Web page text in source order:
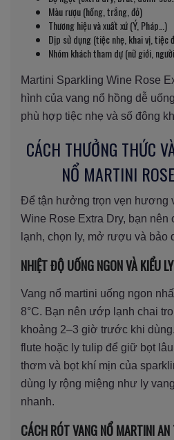
Màu rượu (hồng, trắng, đỏ)
Thương hiệu và xuất xứ (Ý, Pháp…)
Dịp sử dụng (tiệc nhẹ, khai vị, tiệc
Nhóm khách tham dự (nữ giới,
Martini Sparkling Wine Rose
hình của vang nổ hồng dễ
phù hợp tiệc nhẹ và số đông
CÁCH THƯỞNG THỨC
NỔ MARTINI
Để tận hưởng trọn vẹn hương
Wine Rose Extra Dry, bạn nên
lạnh, chọn ly, mở rượu và bảo
NHIỆT ĐỘ UỐNG NGON VÀ KIỂU
Vang nổ martini uống ngon
8°C. Bạn nên ướp lạnh chai
khoảng 2–3 giờ trước khi
flute hoặc ly tulip để giữ bọt
thơm và bọt khí mịn của
dùng ly rộng miệng như ly
nhanh.
CÁCH RÓT VANG NỔ MARTINI